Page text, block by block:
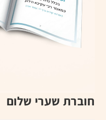
חוברת שערי שלום